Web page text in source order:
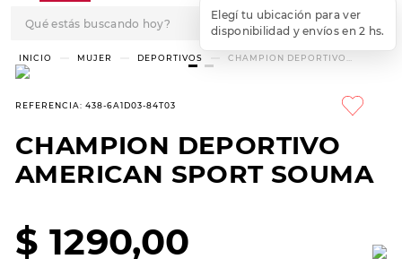
Elegí tu ubicación para ver
disponibilidad y envíos en 2 hs.
MUJER DEPORTIVOS
CHAMPION DEPORTIVO
REFERENCIA: 438-6A1D03-84T03
CHAMPION DEPORTIVO
AMERICAN SPORT SOUMA
$ 1290,00
TÉRMINOS MÁS
BUSCADOS
3.
skechers slip-ins